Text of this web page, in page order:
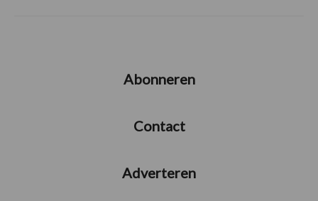
Abonneren
Contact
Adverteren